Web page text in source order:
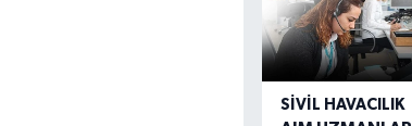
SIVIL HAVACILIK